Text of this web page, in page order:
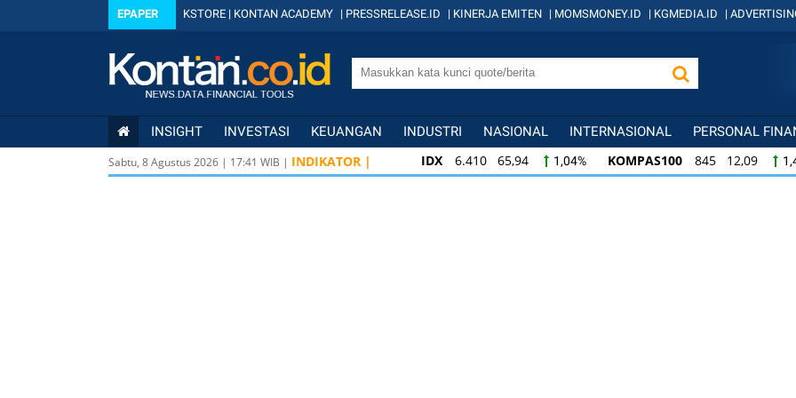
EPAPER KSTORE | KONTAN ACADEMY | PRESSRELEASE.ID | KINERJA EMITEN | MOMSMONEY.ID | KGMEDIA.ID |
INSIGHT INVESTASI KEUANGAN INDUSTRI NASIONAL INTERNASIONAL PERSONAL
Sabtu, 8 Agustus 2026 | 17:41 WIB | INDIKATOR | IDX 6.410 65,94 1,04% KOMPAS100 845 12,09
KOMPAS100
845 12,09 1,45% LQ45 640 9,44